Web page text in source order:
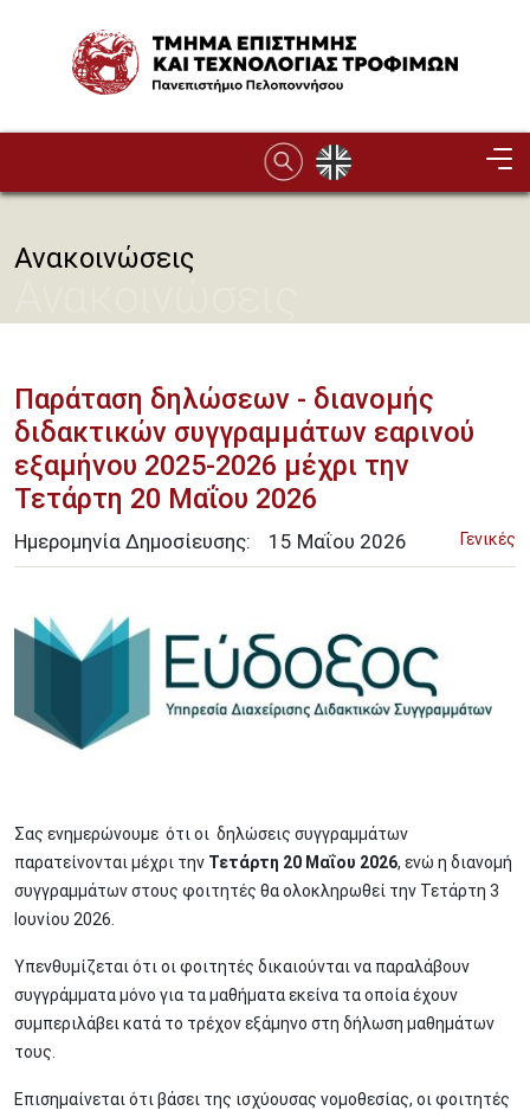
Image
Ανακοινώσεις
Παράταση δηλώσεων - διανομής
διδακτικών συγγραμμάτων εαρινού
εξαμήνου 2025-2026 μέχρι την
Τετάρτη 20 Μαΐου 2026
Γενικές
Ημερομηνία Δημοσίευσης: 15 Μαΐου 2026
Σας ενημερώνουμε ότι οι δηλώσεις συγγραμμάτων
παρατείνονται μέχρι την Τετάρτη 20 Μαΐου 2026, ενώ η διανομή
συγγραμμάτων στους φοιτητές θα ολοκληρωθεί την Τετάρτη 3
Ιουνίου 2026.
Υπενθυμίζεται ότι οι φοιτητές δικαιούνται να παραλάβουν
συγγράμματα μόνο για τα μαθήματα εκείνα τα οποία έχουν
συμπεριλάβει κατά το τρέχον εξάμηνο στη δήλωση μαθημάτων
τους.
Επισημαίνεται ότι βάσει της ισχύουσας νομοθεσίας, οι φοιτητές